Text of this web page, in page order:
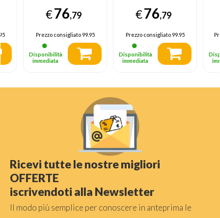
€76,79
Prezzo consigliato99.95
Disponibilità
immediata
€76,79
Prezzo consigliato99.95
Disponibilità
immediata
Ricevi tutte le nostre migliori
OFFERTE
iscrivendoti alla Newsletter
Il modo più semplice per conoscere in anteprima le